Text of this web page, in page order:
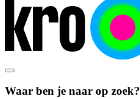
Waar ben je naar op zoek?